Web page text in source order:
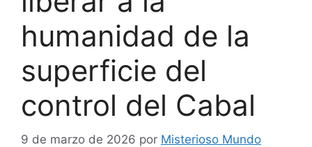
humanidad de la
superficie del
control del Cabal
9 de marzo de 2026 por Misterioso Mundo